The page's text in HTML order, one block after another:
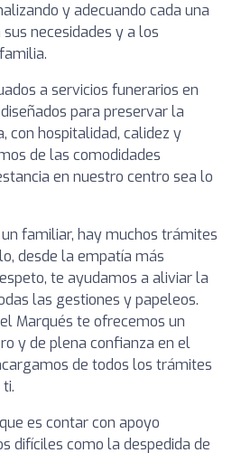
y adecuando cada una
necesidades y a los
a servicios funerarios en
para preservar la
con hospitalidad, calidez y
de las comodidades
en nuestro centro sea lo
familiar, hay muchos trámites
desde la empatía más
te ayudamos a aliviar la
las gestiones y papeleos.
Marqués te ofrecemos un
y de plena confianza en el
de todos los trámites
es contar con apoyo
difíciles como la despedida de